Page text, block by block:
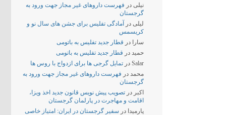
نیلی در فهرست داروهای غیر مجاز جهت ورود به
گرجستان
لیلی در
آمادگی تفلیس برای جشن های سال نو و
کریسمس
سارا
در قطار جدید تفلیس به باتومی
حمید در قطار جدید تفلیس به باتومی
Salar در تمایل گرجی ها برای ازدواج با روس ها
محمد در فهرست داروهای غیر مجاز جهت ورود به
گرجستان
اکبر در تصویب پیش نویس قانون جدید اخذ ویزا،
اقامت و مهاجرت در پارلمان گرجستان
پارمیدا در سفیر گرجستان در ایران: امتیاز خاصی